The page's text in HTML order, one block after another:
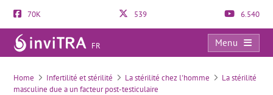
70K 539 6.540
FR
Menu
Causes de l’infertilité due à un facteur post-testiculaire
Home Infertilité et stérilité La stérilité chez l'homme
La stérilité
masculine due a un facteur post-testiculaire